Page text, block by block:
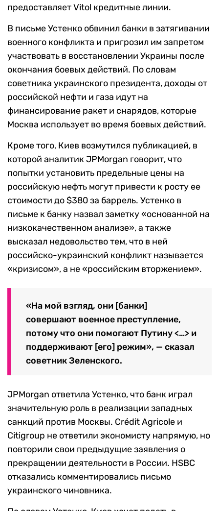
предоставляет Vitol кредитные линии.
В письме Устенко обвинил банки в затягивании
военного конфликта и пригрозил им запретом
участвовать в восстановлении Украины после
окончания боевых действий. По словам
советника украинского президента, доходы от
российской нефти и газа идут на
финансирование ракет и снарядов, которые
Москва использует во время боевых действий.
Кроме того, Киев возмутился публикацией, в
которой аналитик JPMorgan говорит, что
попытки установить предельные цены на
российскую нефть могут привести к росту ее
стоимости до $380 за баррель. Устенко в
письме к банку назвал заметку «основанной на
низкокачественном анализе», а также
высказал недовольство тем, что в ней
российско-украинский конфликт называется
«кризисом», а не «российским вторжением».
«На мой взгляд, они [банки]
совершают военное преступление,
потому что они помогают Путину <…> и
поддерживают [его] режим», — сказал
советник Зеленского.
JPMorgan ответила Устенко, что банк играл
значительную роль в реализации западных
санкций против Москвы. Crédit Agricole и
Citigroup не ответили экономисту напрямую, но
повторили свои предыдущие заявления о
прекращении деятельности в России. HSBC
отказались комментировались письмо
украинского чиновника.